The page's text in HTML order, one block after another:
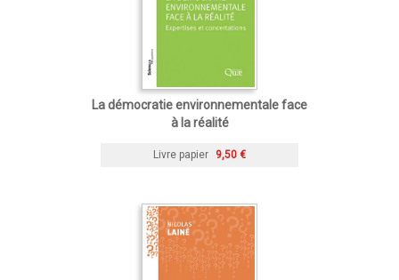
La démocratie environnementale face
à la réalité
Livre papier 9,50 €